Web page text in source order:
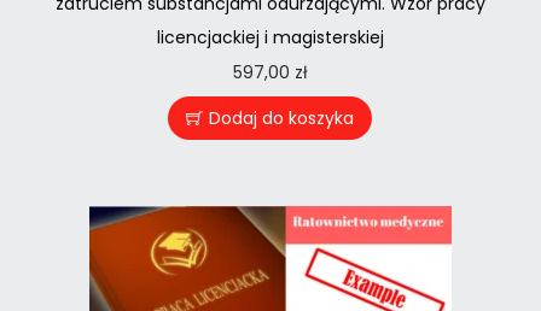
licencjackiej i magisterskiej
597,00 zł
Dodaj do koszyka